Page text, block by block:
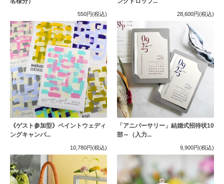
550円(税込) 28,600円(税込)
《ゲスト参加型》ペイントウェディ
ングキャンバ...
10,780円(税込)
「アニバーサリー」結婚式招待状10
部～（入力...
9,900円(税込)